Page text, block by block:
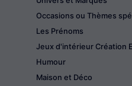
Occasions ou Thèmes
Les Prénoms
Jeux d'intérieur Création
Humour
Maison et Déco